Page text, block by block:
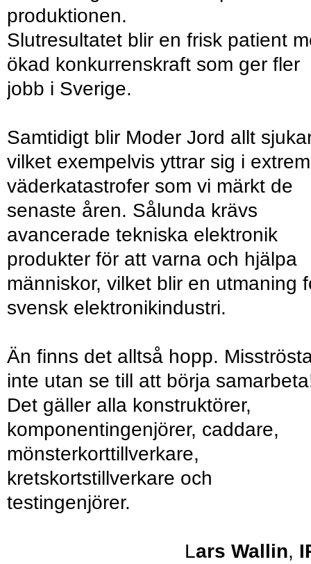
produktionen.
Slutresultatet blir en frisk patient
ökad konkurrenskraft som ger fler
jobb i Sverige.
Samtidigt blir Moder Jord allt
vilket exempelvis yttrar sig i
väderkatastrofer som vi märkt de
senaste åren. Sålunda krävs
avancerade tekniska elektronik
produkter för att varna och hjälpa
människor, vilket blir en utmaning
svensk elektronikindustri.
Än finns det alltså hopp.
inte utan se till att börja
Det gäller alla konstruktörer,
komponentingenjörer, caddare,
mönsterkorttillverkare,
kretskortstillverkare och
testingenjörer.
Lars Wallin,